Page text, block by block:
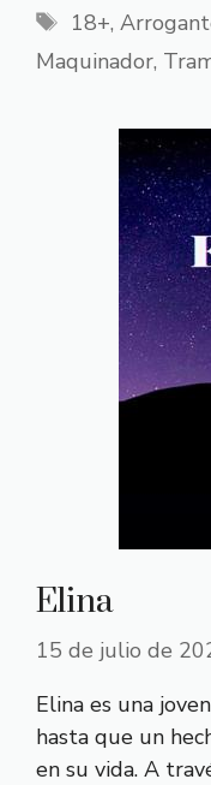
Etiquetas
18+,
Maquinador,
Elina
15 de julio de
Elina es una
hasta que un
en su vida. A